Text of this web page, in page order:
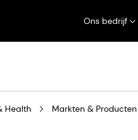
Ons bedrijf
Health Markten & Producten